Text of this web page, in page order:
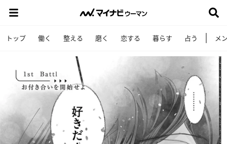
トップ 働く 整える 磨く 恋する 暮らす 占う メ